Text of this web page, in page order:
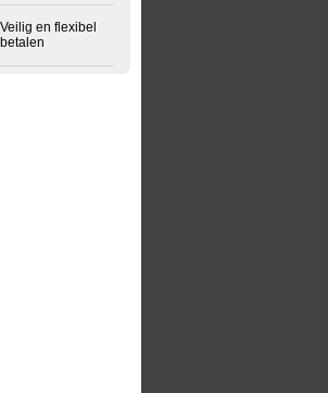
Veilig en flexibel
betalen